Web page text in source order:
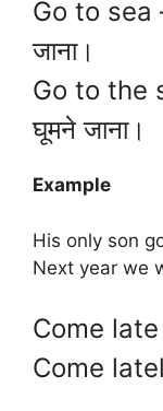
Go to sea
जाना।
Go to the
घूमने जाना।
Example
His only son
Next year we
Come late
Come